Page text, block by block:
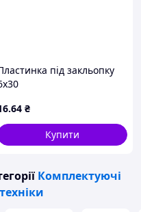
під закльопку
.64 ₴
Купити
Комплектуючі